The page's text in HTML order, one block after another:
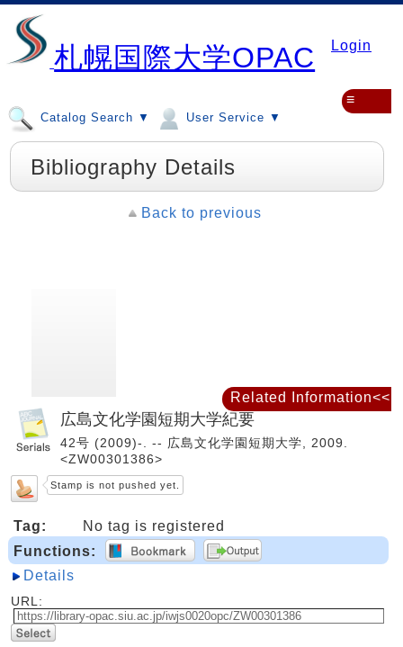
札幌国際大学OPAC Login
Catalog Search ▼ User Service ▼
≡
Bibliography Details
Back to previous
広島文化学園短期大学紀要
42号 (2009)-. -- 広島文化学園短期大学, 2009.
<ZW00301386>
Stamp is not pushed yet.
Tag:
No tag is registered
Functions:
Details
URL:
Related Information<<